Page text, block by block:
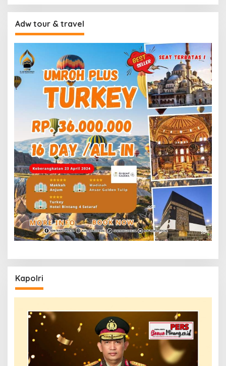
Adw tour & travel
Kapolri